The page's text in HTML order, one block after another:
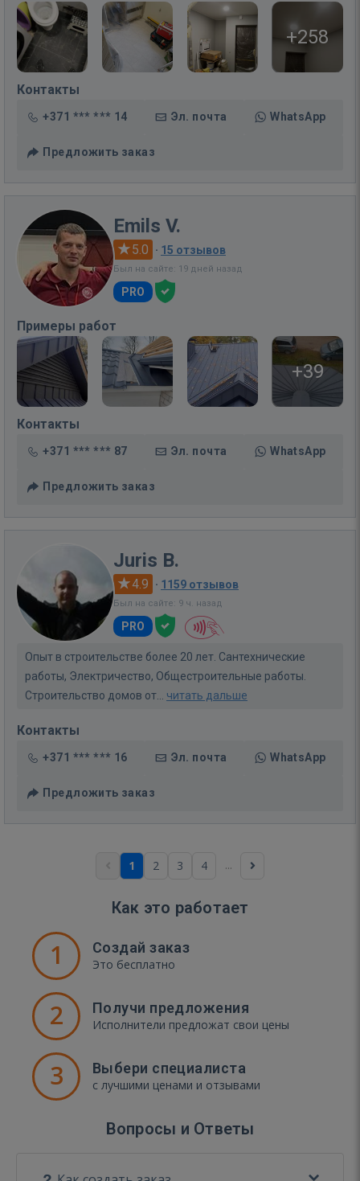
+258
Контакты
+371 *** *** 14 Эл. почта WhatsApp
Предложить заказ
Emils V.
5.0 · 15 отзывов
Был на сайте: 19 дней назад
PRO
Примеры работ
+39
Контакты
+371 *** *** 87 Эл. почта WhatsApp
Предложить заказ
Juris B.
4.9 · 1159 отзывов
Был на сайте: 9 ч. назад
PRO
Опыт в строительстве более 20 лет. Сантехнические
работы, Электричество, Общестроительные работы.
Строительство домов от... читать дальше
Контакты
+371 *** *** 16 Эл. почта WhatsApp
Предложить заказ
1 2 3 4 ...
Как это работает
1 Создай заказ
Это бесплатно
2 Получи предложения
Исполнители предложат свои цены
3 Выбери специалиста
с лучшими ценами и отзывами
Вопросы и Ответы